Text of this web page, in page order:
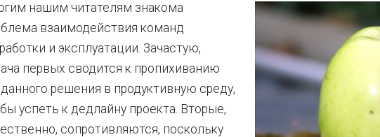
нашим читателям знакома
взаимодействия команд
и эксплуатации. Зачастую,
первых сводится к пропихиванию
решения в продуктивную среду,
успеть к дедлайну проекта. Вторые,
сопротивляются, поскольку